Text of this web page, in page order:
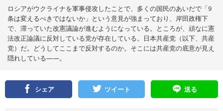
（
ウ
ィ
ル
オ
ン
ラ
イ
ン
）
ロシアがウクライナを軍事侵攻したことで、多くの国民のあいだで「9
条は変えるべきではないか」という意見が強まっており、岸田政権下
で、滞っていた改憲議論が進むようになっている。ところが、頑なに憲
法改正論議に反対している党が存在している。日本共産党（以下、共産
党）だ。どうしてここまで反対するのか。そこには共産党の底意が見え
隠れしている――。
シェア ツイート 送る